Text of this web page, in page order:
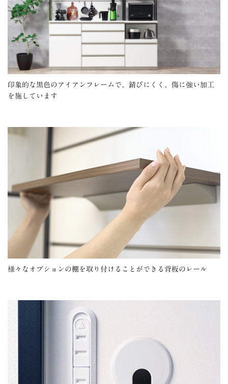
印象的な黒色のアイアンフレームで、錆びにくく、傷に強い加工
を施しています
様々なオプションの棚を取り付けることができる背板のレール